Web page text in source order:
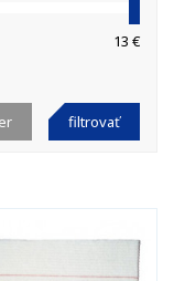
13 €
filtrovať